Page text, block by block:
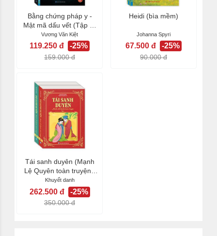
Bằng chứng pháp y -
Mật mã dấu vết (Tập 1)
(Sách bản quyền)
Vương Văn Kiệt
119.250 đ -25%
159.000 đ
Heidi (bìa mềm)
Johanna Spyri
67.500 đ -25%
90.000 đ
Tái sanh duyên (Mạnh
Lệ Quyên toàn truyện -
Trọn bộ hộp 2...
Khuyết danh
262.500 đ -25%
350.000 đ